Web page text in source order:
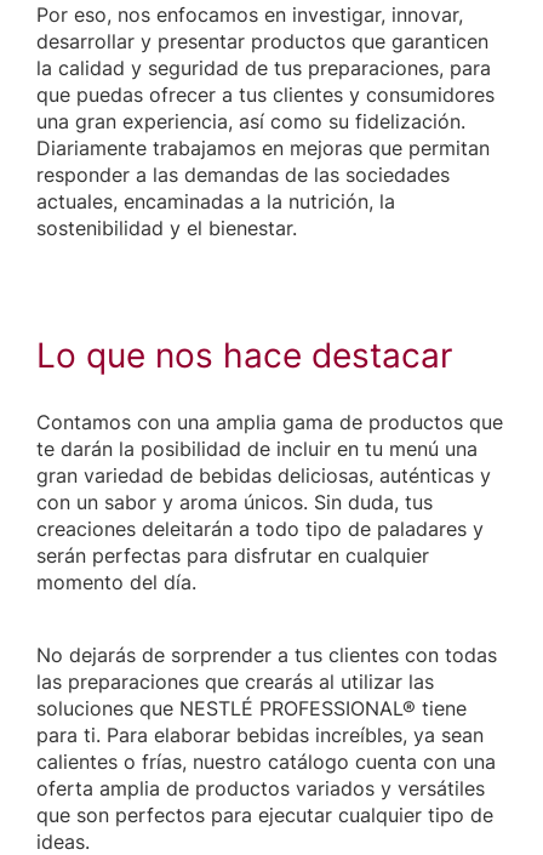
Por eso, nos enfocamos en investigar, innovar,
desarrollar y presentar productos que garanticen
la calidad y seguridad de tus preparaciones, para
que puedas ofrecer a tus clientes y consumidores
una gran experiencia, así como su fidelización.
Diariamente trabajamos en mejoras que permitan
responder a las demandas de las sociedades
actuales, encaminadas a la nutrición, la
sostenibilidad y el bienestar.
Lo que nos hace destacar
Contamos con una amplia gama de productos que
te darán la posibilidad de incluir en tu menú una
gran variedad de bebidas deliciosas, auténticas y
con un sabor y aroma únicos. Sin duda, tus
creaciones deleitarán a todo tipo de paladares y
serán perfectas para disfrutar en cualquier
momento del día.
No dejarás de sorprender a tus clientes con todas
las preparaciones que crearás al utilizar las
soluciones que NESTLÉ PROFESSIONAL® tiene
para ti. Para elaborar bebidas increíbles, ya sean
calientes o frías, nuestro catálogo cuenta con una
oferta amplia de productos variados y versátiles
que son perfectos para ejecutar cualquier tipo de
ideas.